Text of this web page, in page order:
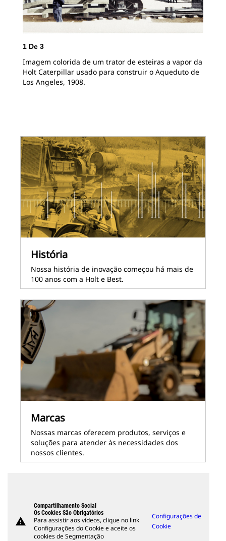
1 De 3
Imagem colorida de um trator de esteiras a vapor da
Holt Caterpillar usado para construir o Aqueduto de
Los Angeles, 1908.
História
Nossa história de inovação começou há mais de
100 anos com a Holt e Best.
Marcas
Nossas marcas oferecem produtos, serviços e
soluções para atender às necessidades dos
nossos clientes.
warning
Compartilhamento Social
Os Cookies São Obrigatórios
Para assistir aos vídeos, clique no link
Configurações do Cookie e aceite os
cookies de Segmentação
Configurações de
Cookie